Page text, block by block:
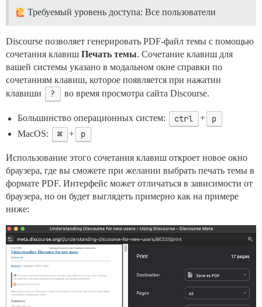
Требуемый уровень доступа: Все пользователи
Discourse позволяет генерировать PDF-файл темы с помощью
сочетания клавиш Печать темы. Сочетание клавиш для
вашей системы указано в модальном окне справки по
сочетаниям клавиш, которое появляется при нажатии
клавиши
? во время просмотра сайта Discourse.
Большинство операционных систем: ctrl + p
MacOS: ⌘ + p
Использование этого сочетания клавиш откроет новое окно
браузера, где вы сможете при желании выбрать печать темы в
формате PDF. Интерфейс может отличаться в зависимости от
браузера, но он будет выглядеть примерно как на примере
ниже: